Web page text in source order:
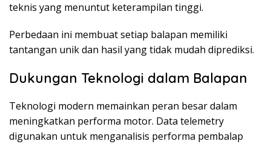
teknis yang menuntut keterampilan tinggi.
Perbedaan ini membuat setiap balapan memiliki
tantangan unik dan hasil yang tidak mudah diprediksi.
Dukungan Teknologi dalam Balapan
Teknologi modern memainkan peran besar dalam
meningkatkan performa motor. Data telemetry
digunakan untuk menganalisis performa pembalap